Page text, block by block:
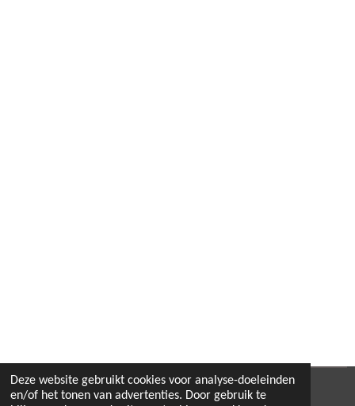
Deze website gebruikt cookies voor analyse-doeleinden
en/of het tonen van advertenties. Door gebruik te
© 2022 - 2026 B.By-Joyas